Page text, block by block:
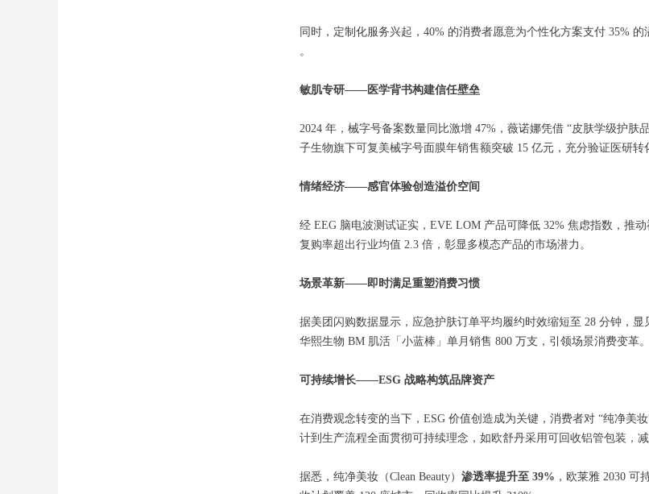
同时，定制化服务兴起，40% 的消费者愿意为个性化方案支付 35%
。
敏肌专研——医学背书构建信任壁垒
2024 年，械字号备案数量同比激增 47%，薇诺娜凭借 “皮肤学级护
子生物旗下可复美械字号面膜年销售额突破 15 亿元，充分验证医研转
情绪经济——感官体验创造溢价空间
经 EEG 脑电波测试证实，EVE LOM 产品可降低 32% 焦虑指数，推
复购率超出行业均值 2.3 倍，彰显多模态产品的市场潜力。
场景革新——即时满足重塑消费习惯
据美团闪购数据显示，应急护肤订单平均履约时效缩短至 28 分钟，
华熙生物 BM 肌活「小蓝棒」单月销售 800 万支，引领场景消费变革
可持续增长——ESG 战略构筑品牌资产
在消费观念转变的当下，ESG 价值创造成为关键，消费者对 “纯净美
计到生产流程全面贯彻可持续理念，如欧舒丹采用可回收铝管包装，
据悉，纯净美妆（Clean Beauty） 渗透率提升至 39% ，欧莱雅 2030 可